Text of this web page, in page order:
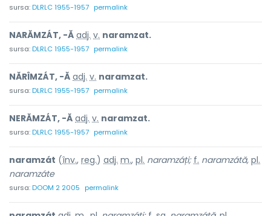
sursa:DLRLC 1955-1957 permalink
NARĂMZÁT, -Ă adj. v. naramzat.
sursa:DLRLC 1955-1957 permalink
NĂRÎMZÁT, -Ă adj. v. naramzat.
sursa:DLRLC 1955-1957 permalink
NERĂMZÁT, -Ă adj. v. naramzat.
sursa:DLRLC 1955-1957 permalink
naramzát (înv., reg.) adj. m., pl. naramzáți; f. naramzátă, pl.
naramzáte
sursa:DOOM 2 2005 permalink